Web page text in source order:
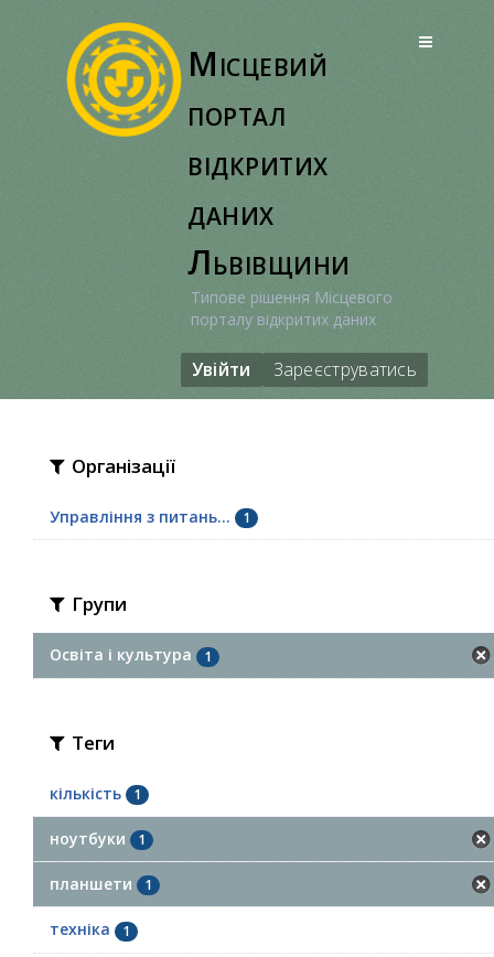
Місцевий
портал
відкритих
даних
Львівщини
Типове рішення Місцевого
порталу відкритих даних
Увійти Зареєструватись
Організації
Управління з питань... 1
Групи
Освіта і культура 1
Теги
кількість 1
ноутбуки 1
планшети 1
техніка 1